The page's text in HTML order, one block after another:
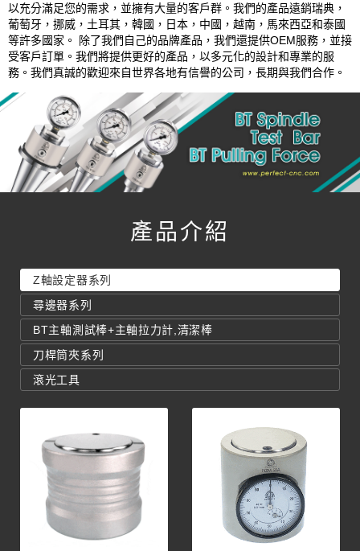
以充分滿足您的需求，並擁有大量的客戶群。我們的產品遠銷瑞典，
葡萄牙，挪威，土耳其，韓國，日本，中國，越南，馬來西亞和泰國
等許多國家。 除了我們自己的品牌產品，我們還提供OEM服務，並接
受客戶訂單。我們將提供更好的產品，以多元化的設計和專業的服
務。我們真誠的歡迎來自世界各地有信譽的公司，長期與我們合作。
產品介紹
Z軸設定器系列
尋邊器系列
BT主軸測試棒+主軸拉力計,清潔棒
刀桿筒夾系列
滾光工具